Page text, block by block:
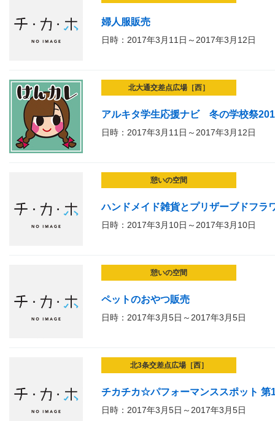
婦人服販売
日時：2017年3月11日～2017年3月12日
北大通交差点広場［西］
アルキタ学生応援ナビ 冬の学校祭
日時：2017年3月11日～2017年3月12日
憩いの空間
ハンドメイド雑貨とプリザーブドフラ
日時：2017年3月10日～2017年3月10日
憩いの空間
ペットのおやつ販売
日時：2017年3月5日～2017年3月5日
北3条交差点広場［西］
チカチカ☆パフォーマンススポット 第
日時：2017年3月5日～2017年3月5日